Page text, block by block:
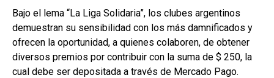
Bajo el lema “La Liga Solidaria”, los clubes argentinos
demuestran su sensibilidad con los más damnificados y
ofrecen la oportunidad, a quienes colaboren, de obtener
diversos premios por contribuir con la suma de $ 250, la
cual debe ser depositada a través de Mercado Pago.